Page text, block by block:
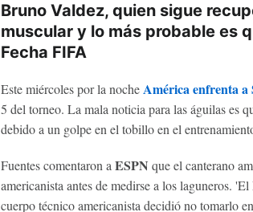
Bruno Valdez, quien sigue
muscular y lo más probable es
Fecha FIFA
Este miércoles por la nocheAmérica enfrenta a
5 del torneo. La mala noticia para las águilas es
debido a un golpe en el tobillo en el
Fuentes comentaron a ESPN que el canterano
americanista antes de medirse a los laguneros.
cuerpo técnico americanista decidió no tomarlo